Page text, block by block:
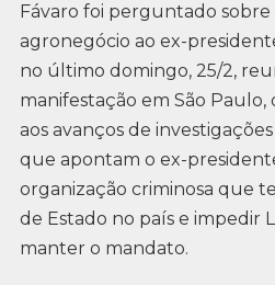
Fávaro foi perguntado sobre
agronegócio ao ex-
no último domingo, 25/2,
manifestação em São
aos avanços de
que apontam o ex-
organização criminosa que
de Estado no país e impedir
manter o mandato.